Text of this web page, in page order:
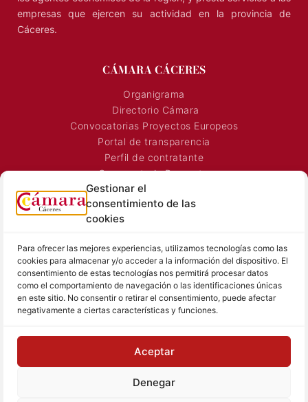
Gestionar el
consentimiento de las
cookies
Para ofrecer las mejores experiencias, utilizamos tecnologías como las
cookies para almacenar y/o acceder a la información del dispositivo. El
consentimiento de estas tecnologías nos permitirá procesar datos
como el comportamiento de navegación o las identificaciones únicas
en este sitio. No consentir o retirar el consentimiento, puede afectar
negativamente a ciertas características y funciones.
Aceptar
Denegar
empresas que ejercen su actividad en la provincia de
Cáceres.
CÁMARA CÁCERES
Organigrama
Directorio Cámara
Convocatorias Proyectos Europeos
Portal de transparencia
Perfil de contratante
Convocatoria Proyectos
Horarios Comerciales
Señalización Comercial
SALA DE PRENSA
Noticias Cámara
Sala de prensa
TEXTOS LEGALES
Aviso Legal
Política de Privacidad